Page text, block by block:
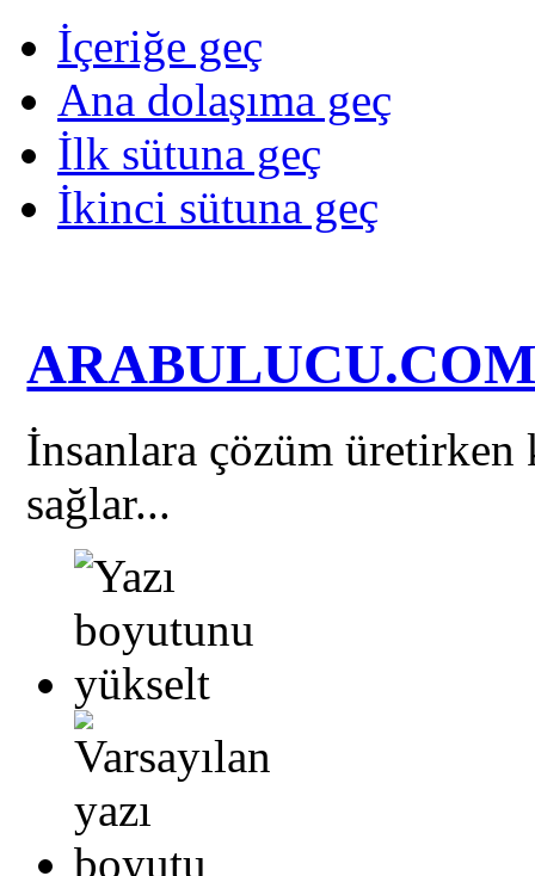
İçeriğe geç
Ana dolaşıma geç
İlk sütuna geç
İkinci sütuna geç
İnsanlara çözüm
sağlar...